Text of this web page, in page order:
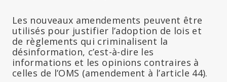
Les nouveaux amendements peuvent être
utilisés pour justifier l’adoption de lois et
de règlements qui criminalisent la
désinformation, c’est-à-dire les
informations et les opinions contraires à
celles de l’OMS (amendement à l’article 44).